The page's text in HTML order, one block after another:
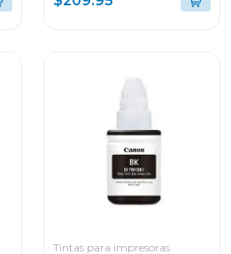
MULTIFUNCIONAL G417
Tintas para impresoras